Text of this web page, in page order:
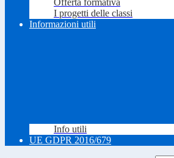
Offerta formativa
I progetti delle classi
Informazioni utili
Info utili
UE GDPR 2016/679